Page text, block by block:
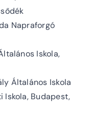
Napraforgó
Iskola,
Általános Iskola
Iskola, Budapest,